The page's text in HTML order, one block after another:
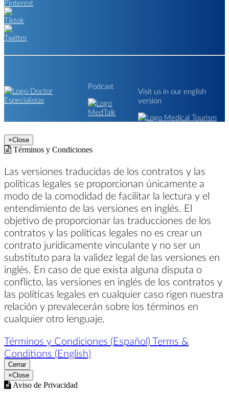
Podcast
Visit us in our english
version
×Close
Términos y Condiciones
Las versiones traducidas de los contratos y las
políticas legales se proporcionan únicamente a
modo de la comodidad de facilitar la lectura y el
entendimiento de las versiones en inglés. El
objetivo de proporcionar las traducciones de los
contratos y las políticas legales no es crear un
contrato jurídicamente vinculante y no ser un
substituto para la validez legal de las versiones en
inglés. En caso de que exista alguna disputa o
conflicto, las versiones en inglés de los contratos y
las políticas legales en cualquier caso rigen nuestra
relación y prevalecerán sobre los términos en
cualquier otro lenguaje.
Términos y Condiciones (Español) Terms &
Conditions (English)
Cerrar
×Close
Aviso de Privacidad